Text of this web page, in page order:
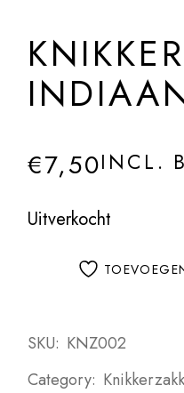
€7,50INCL.
Uitverkocht
SKU: KNZ002
Category: